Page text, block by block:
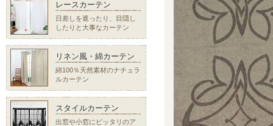
レースカーテン
日差しを遮ったり、目隠し
したりと大事なカーテン
リネン風・綿カーテン
綿100％天然素材のナチュラ
ルカーテン
スタイルカーテン
出窓や小窓にピッタリのア